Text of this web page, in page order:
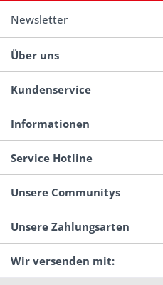
Newsletter
Über uns
Kundenservice
Informationen
Service Hotline
Unsere Communitys
Unsere Zahlungsarten
Wir versenden mit: